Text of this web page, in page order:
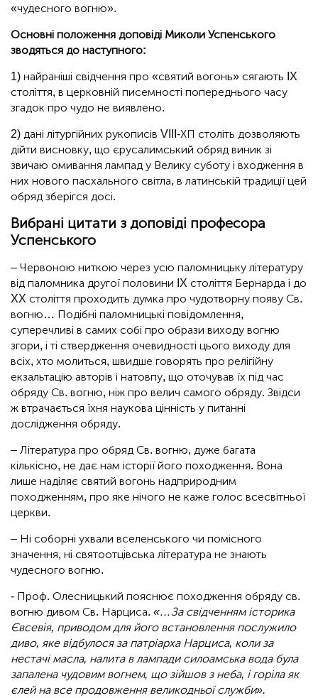
«чудесного вогню».
Основні положення доповіді Миколи Успенського
зводяться до наступного:
1) найраніші свідчення про «святий вогонь» сягають IX
століття, в церковній писемності попереднього часу
згадок про чудо не виявлено.
2) дані літургійних рукописів VIII-ХП століть дозволяють
дійти висновку, що єрусалимський обряд виник зі
звичаю омивання лампад у Велику суботу і входження в
них нового пасхального світла, в латинській традиції цей
обряд зберігся досі.
Вибрані цитати з доповіді професора
Успенського
– Червоною ниткою через усю паломницьку літературу
від паломника другої половини IX століття Бернарда і до
XX століття проходить думка про чудотворну появу Св.
вогню… Подібні паломницькі повідомлення,
суперечливі в самих собі про образи виходу вогню
згори, і ті ствердження очевидності цього виходу для
всіх, хто молиться, швидше говорять про релігійну
екзальтацію авторів і натовпу, що оточував їх під час
обряду Св. вогню, ніж про велич самого обряду. Звідси
ж втрачається їхня наукова цінність у питанні
дослідження обряду.
– Література про обряд Св. вогню, дуже багата
кількісно, ​​не дає нам історії його походження. Вона
лише наділяє святий вогонь надприродним
походженням, про яке нічого не каже голос всесвітньої
церкви.
– Ні соборні ухвали вселенського чи помісного
значення, ні святоотцівська література не знають
чудесного вогню.
- Проф. Олесницький пояснює походження обряду св.
вогню дивом Св. Нарциса. «…За свідченням історика
Євсевія, приводом для його встановлення послужило
диво, яке відбулося за патріарха Нарциса, коли за
нестачі масла, налита в лампади силоамська вода була
запалена чудовим вогнем, що зійшов з неба, і горіла як
єлей на все продовження великодньої служби».